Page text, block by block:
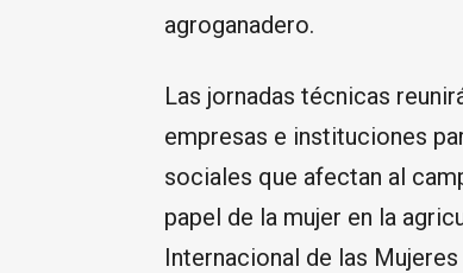
agroganadero.
Las jornadas técnicas
empresas e instituciones
sociales que afectan al
papel de la mujer en la
Internacional de las